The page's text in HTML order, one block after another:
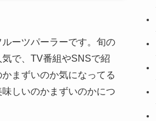
ーツパーラーです。旬の
で、TV番組やSNSで紹
まずいのか気になってる
しいのかまずいのかにつ